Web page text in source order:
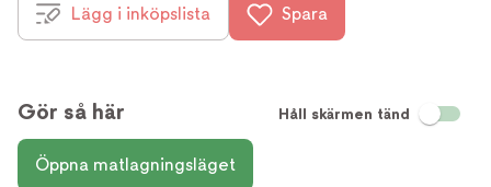
Lägg i inköpslista Spara
Gör så här Håll skärmen tänd
Öppna matlagningsläget